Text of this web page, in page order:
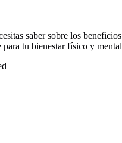
saber sobre los beneficios
para tu bienestar físico y mental